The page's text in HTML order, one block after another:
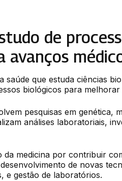
de
avanços
saúde que estuda ciências
biológicos para melhorar
pesquisas em genética,
análises laboratoriais,
da medicina por contribuir
de novas
e gestão de laboratórios.